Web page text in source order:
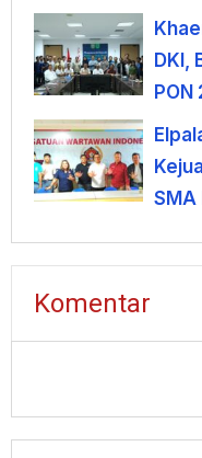
DKI,
PON
SMA
Komentar